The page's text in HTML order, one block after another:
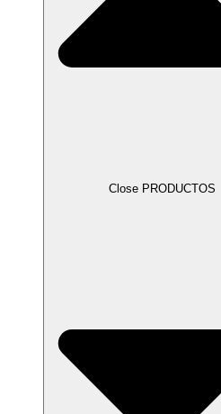
Close PRODUCTOS